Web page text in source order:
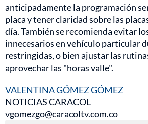
anticipadamente la programación
placa y tener claridad sobre las
día. También se recomienda evitar
innecesarios en vehículo particular
restringidas, o bien ajustar las
aprovechar las "horas valle".
VALENTINA GÓMEZ GÓMEZ
NOTICIAS CARACOL
vgomezgo@caracoltv.com.co